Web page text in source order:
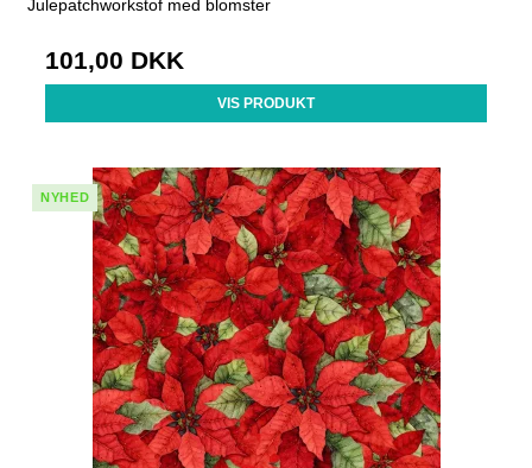
Julepatchworkstof med blomster
101,00 DKK
VIS PRODUKT
NYHED